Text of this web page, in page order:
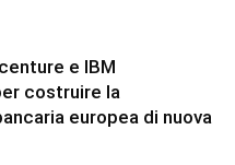
e IBM
costruire la
europea di nuova